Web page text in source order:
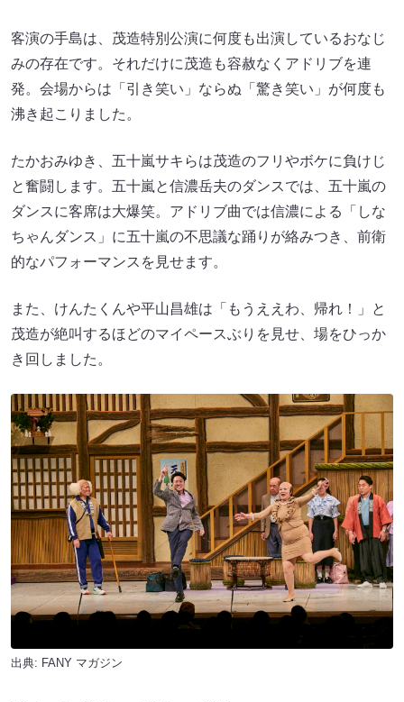
客演の手島は、茂造特別公演に何度も出演しているおなじ
みの存在です。それだけに茂造も容赦なくアドリブを連
発。会場からは「引き笑い」ならぬ「驚き笑い」が何度も
沸き起こりました。
たかおみゆき、五十嵐サキらは茂造のフリやボケに負けじ
と奮闘します。五十嵐と信濃岳夫のダンスでは、五十嵐の
ダンスに客席は大爆笑。アドリブ曲では信濃による「しな
ちゃんダンス」に五十嵐の不思議な踊りが絡みつき、前衛
的なパフォーマンスを見せます。
また、けんたくんや平山昌雄は「もうええわ、帰れ！」と
茂造が絶叫するほどのマイペースぶりを見せ、場をひっか
き回しました。
出典: FANY マガジン